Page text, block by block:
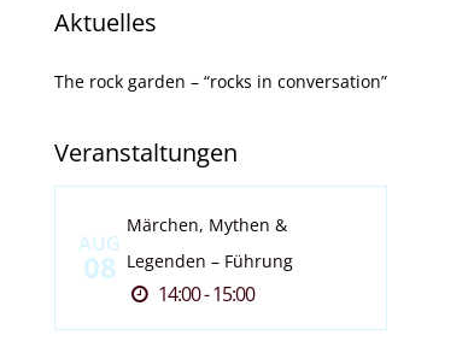
Aktuelles
The rock garden – “rocks in conversation”
Veranstaltungen
AUG
08
Märchen, Mythen &
Legenden – Führung
14:00 - 15:00